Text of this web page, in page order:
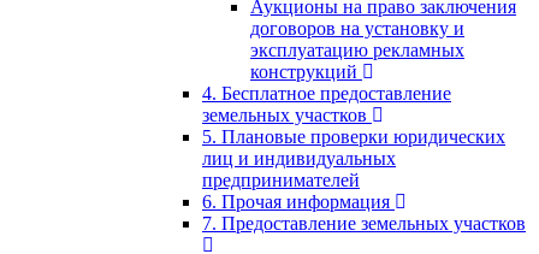
Аукционы на право заключения
договоров на установку и
эксплуатацию рекламных
конструкций
4. Бесплатное предоставление
земельных участков
5. Плановые проверки юридических
лиц и индивидуальных
предпринимателей
6. Прочая информация
7. Предоставление земельных участков